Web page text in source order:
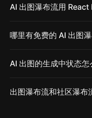
AI 出图瀑布流用 React
哪里有免费的 AI 出图
AI 出图的生成中状态怎
出图瀑布流和社区瀑布